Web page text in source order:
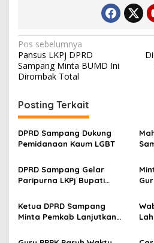
Navigasi
pos
Pos sebelumnya
Pansus LKPj DPRD
Sampang Minta BUMD Ini
Dirombak Total
Posting Terkait
DPRD Sampang Dukung
Pemidanaan Kaum LGBT
DPRD Sampang Gelar
Paripurna LKPj Bupati
Ketua DPRD Sampang
Minta Pemkab Lanjutkan
Masyarakat